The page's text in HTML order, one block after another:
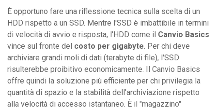
È opportuno fare una riflessione tecnica sulla scelta di un
HDD rispetto a un SSD. Mentre l'SSD è imbattibile in termini
di velocità di avvio e risposta, l'HDD come il Canvio Basics
vince sul fronte del costo per gigabyte . Per chi deve
archiviare grandi moli di dati (terabyte di file), l'SSD
risulterebbe proibitivo economicamente. Il Canvio Basics
offre quindi la soluzione più efficiente per chi privilegia la
quantità di spazio e la stabilità dell'archiviazione rispetto
alla velocità di accesso istantaneo. È il "magazzino"